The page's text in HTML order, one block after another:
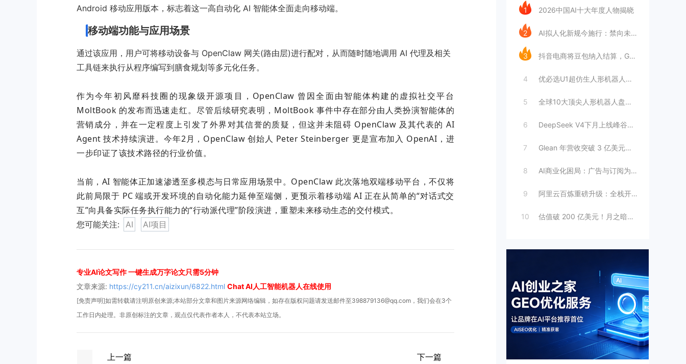
1 2026中国AI十大年度人物揭晓
2 AI拟人化新规今施行：禁向未成年人提供虚
3 抖音电商将豆包纳入结算，GEO成交归因时
4 优必选U1超仿生人形机器人：情感陪伴AI
5 全球10大顶尖人形机器人盘点：工厂与家庭
6 DeepSeek V4下月上线峰谷定价，
7 Glean 年营收突破 3 亿美元，暴增
8 AI商业化困局：广告与订阅为何难以独立支
9 阿里云百炼重磅升级：全栈开放接入，打造模
10 估值破 200 亿美元！月之暗面“拆墙”
Android 移动应用版本，标志着这一高自动化 AI 智能体全面走向移动端。
移动端功能与应用场景
通过该应用，用户可将移动设备与 OpenClaw 网关(路由层)进行配对，从而随时随地调用 AI 代理及相关
工具链来执行从程序编写到膳食规划等多元化任务。
作为今年初风靡科技圈的现象级开源项目，OpenClaw 曾因全面由智能体构建的虚拟社交平台
MoltBook 的发布而迅速走红。尽管后续研究表明，MoltBook 事件中存在部分由人类扮演智能体的
营销成分，并在一定程度上引发了外界对其信誉的质疑，但这并未阻碍 OpenClaw 及其代表的 AI
Agent 技术持续演进。今年2月，OpenClaw 创始人 Peter Steinberger 更是宣布加入 OpenAI，进
一步印证了该技术路径的行业价值。
当前，AI 智能体正加速渗透至多模态与日常应用场景中。OpenClaw 此次落地双端移动平台，不仅将
此前局限于 PC 端或开发环境的自动化能力延伸至端侧，更预示着移动端 AI 正在从简单的“对话式交
互”向具备实际任务执行能力的“行动派代理”阶段演进，重塑未来移动生态的交付模式。
您可能关注: AI AI项目
专业AI论文写作 一键生成万字论文只需5分钟
文章来源: https://cy211.cn/aizixun/6822.html Chat AI人工智能机器人在线使用
[免责声明]如需转载请注明原创来源;本站部分文章和图片来源网络编辑，如存在版权问题请发送邮件至398879136@qq.com，我们会在3个
工作日内处理。非原创标注的文章，观点仅代表作者本人，不代表本站立场。
上一篇 下一篇